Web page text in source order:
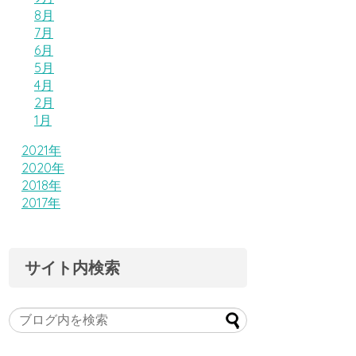
8月
7月
6月
5月
4月
2月
1月
2021年
2020年
2018年
2017年
サイト内検索